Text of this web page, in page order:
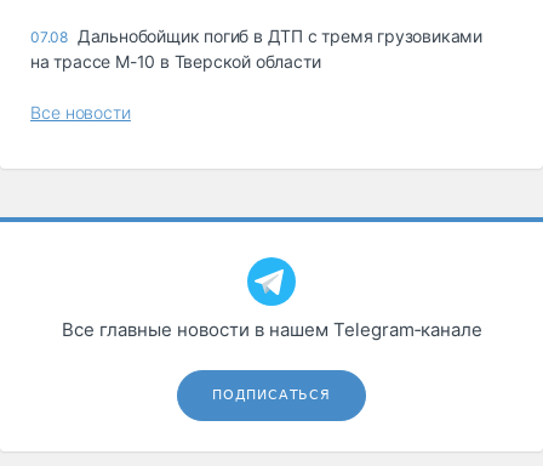
07.08 Дальнобойщик погиб в ДТП с тремя грузовиками
на трассе М-10 в Тверской области
Все новости
Все главные новости в нашем Telegram‑канале
ПОДПИСАТЬСЯ